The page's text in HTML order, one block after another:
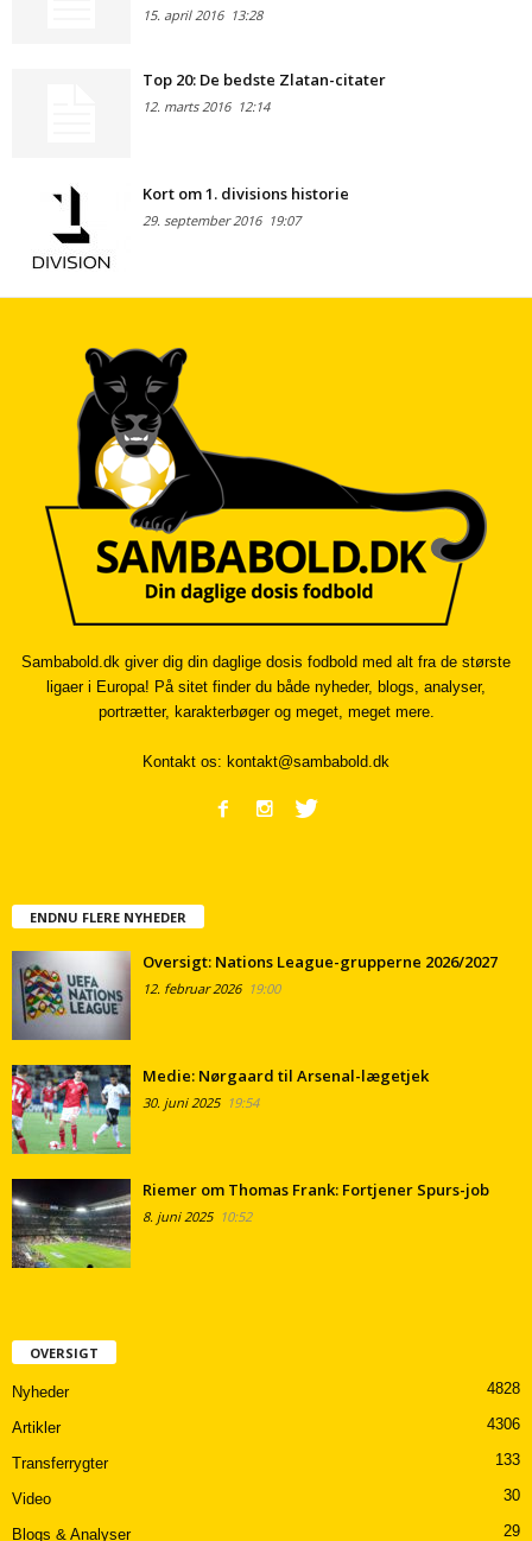
15. april 201613:28
Top 20: De bedste Zlatan-citater
12. marts 201612:14
Kort om 1. divisions historie
29. september 201619:07
Sambabold.dk giver dig din daglige dosis fodbold med alt fra de største
ligaer i Europa! På sitet finder du både nyheder, blogs, analyser,
portrætter, karakterbøger og meget, meget mere.
Kontakt os: kontakt@sambabold.dk
ENDNU FLERE NYHEDER
Oversigt: Nations League-grupperne 2026/2027
12. februar 202619:00
Medie: Nørgaard til Arsenal-lægetjek
30. juni 202519:54
Riemer om Thomas Frank: Fortjener Spurs-job
8. juni 202510:52
OVERSIGT
Nyheder 4828
Artikler 4306
Transferrygter 133
Video 30
Blogs & Analyser 29